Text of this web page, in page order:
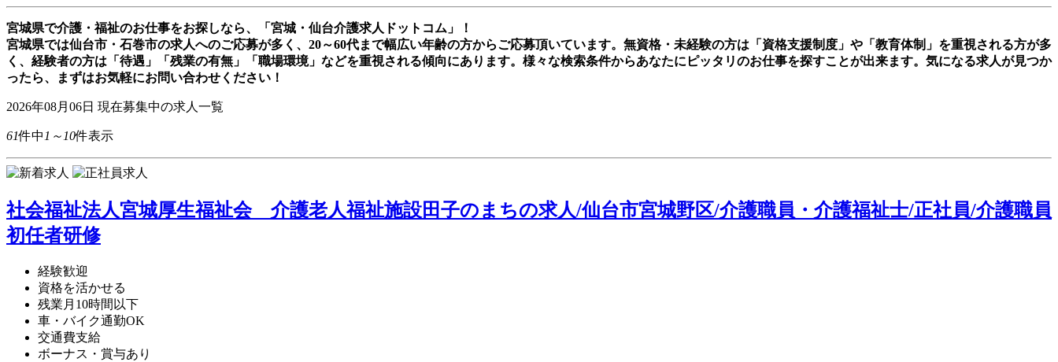
宮城県で介護・福祉のお仕事をお探しなら、「宮城・仙台介護求人ドットコム」！
宮城県では仙台市・石巻市の求人へのご応募が多く、20～60代まで幅広い年齢の方からご応募頂いています。無資格・未経験の方は「資格支援制度」や「教育体制」を重視される方が多
く、経験者の方は「待遇」「残業の有無」「職場環境」などを重視される傾向にあります。様々な検索条件からあなたにピッタリのお仕事を探すことが出来ます。気になる求人が見つか
ったら、まずはお気軽にお問い合わせください！
2026年08月06日 現在募集中の求人一覧
61件中1～10件表示
社会福祉法人宮城厚生福祉会 介護老人福祉施設田子のまちの求人/仙台市宮城野区/介護職員・介護福祉士/正社員/介護職員
初任者研修
経験歓迎
資格を活かせる
残業月10時間以下
車・バイク通勤OK
交通費支給
ボーナス・賞与あり